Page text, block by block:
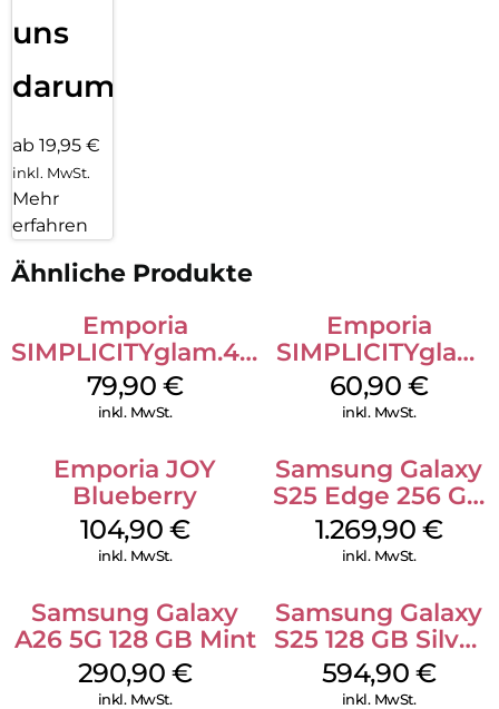
uns
darum!
ab 19,95 €
inkl. MwSt.
Mehr
erfahren
Ähnliche Produkte
Emporia
SIMPLICITYglam.4G
Schwarz
79,90 €
inkl. MwSt.
Emporia
SIMPLICITYglam
Schwarz
60,90 €
inkl. MwSt.
Emporia JOY
Blueberry
104,90 €
inkl. MwSt.
Samsung Galaxy
S25 Edge 256 GB
Titanium Silver
1.269,90 €
inkl. MwSt.
Samsung Galaxy
A26 5G 128 GB Mint
290,90 €
inkl. MwSt.
Samsung Galaxy
S25 128 GB Silver
Shadow
594,90 €
inkl. MwSt.